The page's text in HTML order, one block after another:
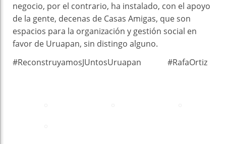
negocio, por el contrario, ha instalado, con el apoyo
de la gente, decenas de Casas Amigas, que son
espacios para la organización y gestión social en
favor de Uruapan, sin distingo alguno.
#ReconstruyamosJUntosUruapan #RafaOrtiz